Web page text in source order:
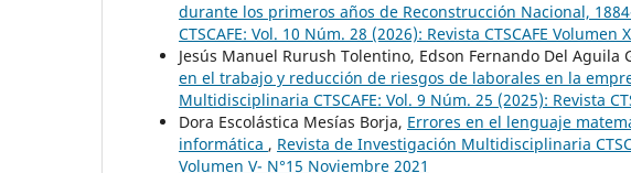
durante los primeros años de Reconstrucción Nacional,
CTSCAFE: Vol. 10 Núm. 28 (2026): Revista CTSCAFE Volumen
Jesús Manuel Rurush Tolentino, Edson Fernando Del Aguila
en el trabajo y reducción de riesgos de laborales en la
Multidisciplinaria CTSCAFE: Vol. 9 Núm. 25 (2025): Revista
Dora Escolástica Mesías Borja, Errores en el lenguaje
informática , Revista de Investigación Multidisciplinaria
Volumen V- N°15 Noviembre 2021